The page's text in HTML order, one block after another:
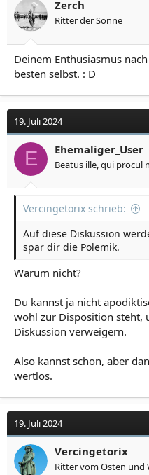
Zerch
Ritter der Sonne
Deinem Enthusiasmus
besten selbst. : D
19. Juli 2024
E Ehemaliger_User
Beatus ille, qui procul
Vercingetorix schrieb:
Auf diese Diskussion
spar dir die Polemik.
Warum nicht?
Du kannst ja nicht
wohl zur Disposition steht,
Diskussion verweigern.
Also kannst schon, aber
wertlos.
19. Juli 2024
Vercingetorix
Ritter vom Osten und